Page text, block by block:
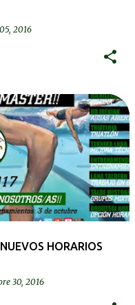
2016
HORARIOS
30, 2016